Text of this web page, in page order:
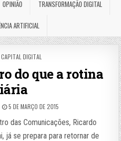
OPINIÃO TRANSFORMAÇÃO DIGITAL
ARTIFICIAL
DIGITAL
do que a rotina
5 DE MARÇO DE 2015
das Comunicações, Ricardo
já se prepara para retornar de